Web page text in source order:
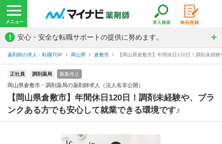
! 安心・安全な転職サポートの提供に努めます。
薬剤師の求人・転職TOP 岡山県 倉敷市 【岡山県倉敷市】年間休日120日！調剤未経
正社員 調剤薬局 募集停止
岡山県倉敷市・調剤薬局の薬剤師求人（法人名非公開）
【岡山県倉敷市】年間休日120日！調剤未経験や、ブラ
ンクある方でも安心して就業できる環境です♪